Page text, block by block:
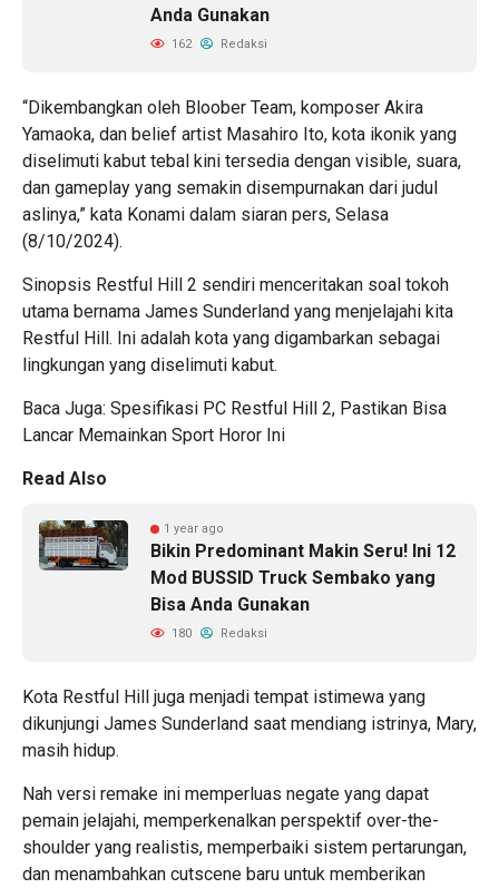
Anda Gunakan
162 Redaksi
“Dikembangkan oleh Bloober Team, komposer Akira
Yamaoka, dan belief artist Masahiro Ito, kota ikonik yang
diselimuti kabut tebal kini tersedia dengan visible, suara,
dan gameplay yang semakin disempurnakan dari judul
aslinya,” kata Konami dalam siaran pers, Selasa
(8/10/2024).
Sinopsis Restful Hill 2 sendiri menceritakan soal tokoh
utama bernama James Sunderland yang menjelajahi kita
Restful Hill. Ini adalah kota yang digambarkan sebagai
lingkungan yang diselimuti kabut.
Baca Juga: Spesifikasi PC Restful Hill 2, Pastikan Bisa
Lancar Memainkan Sport Horor Ini
Read Also
1 year ago
Bikin Predominant Makin Seru! Ini 12
Mod BUSSID Truck Sembako yang
Bisa Anda Gunakan
180 Redaksi
Kota Restful Hill juga menjadi tempat istimewa yang
dikunjungi James Sunderland saat mendiang istrinya, Mary,
masih hidup.
Nah versi remake ini memperluas negate yang dapat
pemain jelajahi, memperkenalkan perspektif over-the-
shoulder yang realistis, memperbaiki sistem pertarungan,
dan menambahkan cutscene baru untuk memberikan